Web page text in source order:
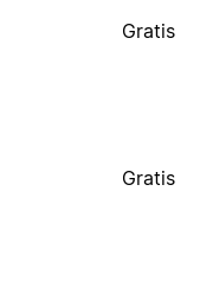
Gratis
Gratis